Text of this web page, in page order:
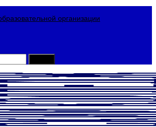
организации